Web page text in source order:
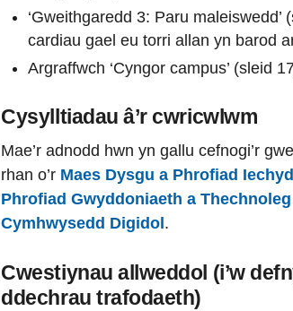
‘Gweithgaredd 3: Paru
cardiau gael eu torri allan yn barod
Argraffwch ‘Cyngor campus’ (sleid
Cysylltiadau â’r cwricwlwm
Mae’r adnodd hwn yn gallu cefnogi’r
rhan o’r Maes Dysgu a Phrofiad
Phrofiad Gwyddoniaeth a Thechnoleg
Cymhwysedd Digidol .
Cwestiynau allweddol (i’w
ddechrau trafodaeth)